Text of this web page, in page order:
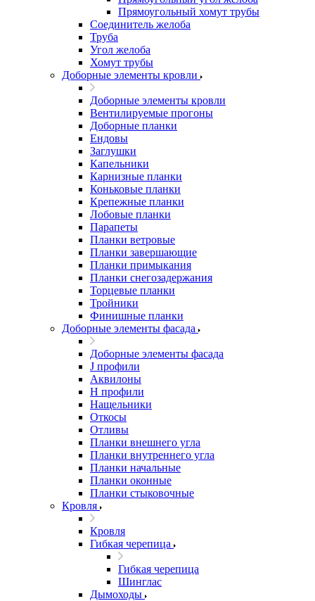
Прямоугольный хомут трубы
Соединитель желоба
Труба
Угол желоба
Хомут трубы
Доборные элементы кровли
Доборные элементы кровли
Вентилируемые прогоны
Доборные планки
Ендовы
Заглушки
Капельники
Карнизные планки
Коньковые планки
Крепежные планки
Лобовые планки
Парапеты
Планки ветровые
Планки завершающие
Планки примыкания
Планки снегозадержания
Торцевые планки
Тройники
Финишные планки
Доборные элементы фасада
Доборные элементы фасада
J профили
Аквилоны
Н профили
Нащельники
Откосы
Отливы
Планки внешнего угла
Планки внутреннего угла
Планки начальные
Планки оконные
Планки стыковочные
Кровля
Кровля
Гибкая черепица
Гибкая черепица
Шинглас
Дымоходы